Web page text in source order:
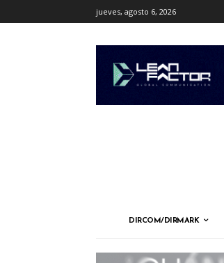
jueves, agosto 6, 2026
DIRCOM/DIRMARK